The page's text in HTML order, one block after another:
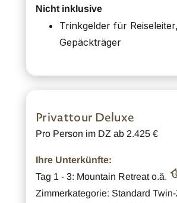
Nicht inklusive
Trinkgelder für
Gepäckträger
Privattour Deluxe
Pro Person im DZ ab 2.425 €
Ihre Unterkünfte:
Tag 1 - 3: Mountain Retreat o.ä.
Zimmerkategorie: Standard